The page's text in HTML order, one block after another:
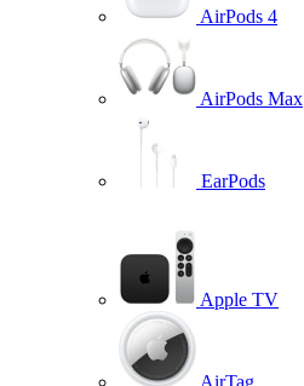
AirPods 4
AirPods Max
EarPods
Apple TV